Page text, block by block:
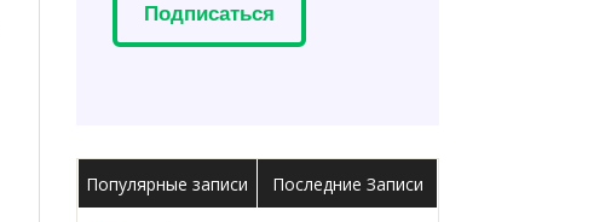
Подписаться
Популярные записи Последние Записи